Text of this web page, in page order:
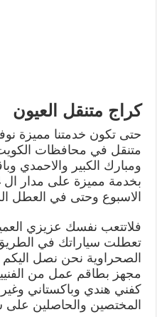
كراج متنقل العيون
حتى تكون خدمتنا مميزة
متنقل في محافظات
ومبارك الكبير والاحمدي
الاسبوع وحتى في العطل
فلاتتعب نفسك عزيزي
تعطلت سياراتك في
الصحراوية نحن نصل
مجهز بطاقم عمل من
كفني هندي وباكستاني
المختصين والحاصلين على